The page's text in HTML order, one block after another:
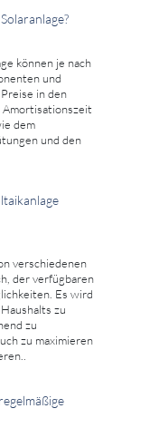
können je nach
und
in den
Amortisationszeit
dem
und den
verschiedenen
der verfügbaren
Es wird
zu
zu
zu maximieren